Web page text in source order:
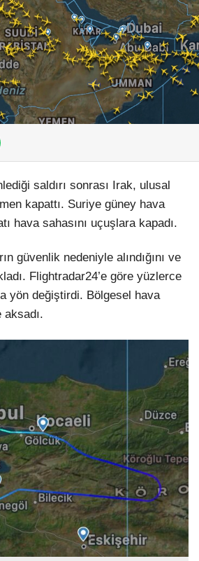
saldırı sonrası Irak, ulusal
kapattı. Suriye güney hava
hava sahasını uçuşlara kapadı.
güvenlik nedeniyle alındığını ve
Flightradar24’e göre yüzlerce
yön değiştirdi. Bölgesel hava